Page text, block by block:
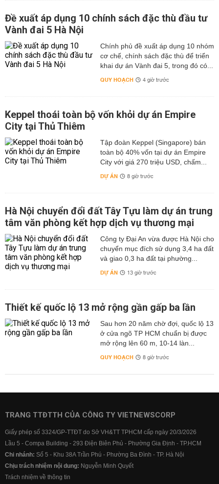
Đề xuất áp dụng 10 chính sách đặc thù đầu tư
Vành đai 5 Hà Nội
Chính phủ đề xuất áp dụng 10 nhóm
cơ chế, chính sách đặc thù để triển
khai dự án Vành đai 5, trong đó có...
QUY HOẠCH 4 giờ trước
Keppel thoái toàn bộ vốn khỏi dự án Empire
City tại Thủ Thiêm
Tập đoàn Keppel (Singapore) bán
toàn bộ 40% vốn tại dự án Empire
City với giá 270 triệu USD, chấm...
DỰ ÁN 8 giờ trước
Hà Nội chuyển đổi đất Tây Tựu làm dự án trung
tâm văn phòng kết hợp dịch vụ thương mại
Công ty Đại An vừa được Hà Nội cho
chuyển mục đích sử dụng 3,4 ha đất
và giao 0,3 ha đất tại phường...
DỰ ÁN 13 giờ trước
Thiết kế quốc lộ 13 mở rộng gần gấp ba lần
Sau hơn 20 năm chờ đợi, quốc lộ 13
ở cửa ngõ TP HCM chuẩn bị được
mở rộng lên 60 m, 10-14 làn...
QUY HOẠCH 8 giờ trước
TRANG TTĐTTH CỦA CÔNG TY VIETNEWSCORP
Giấy phép số 3324/GP-TTĐT do Sở VH&TT TPHCM cấp ngày 20/3/2026
Lầu 5 - Compa Building - 293 Điện Biên Phủ - Phường Gia Định - TP.HCM
Chi nhánh: Số 5 - Khu 38A Trần Phú - Phường Ba Đình - TP. Hà Nội
Chịu trách nhiệm nội dung: Nguyễn Minh Quyết
Trách nhiệm về thông tin